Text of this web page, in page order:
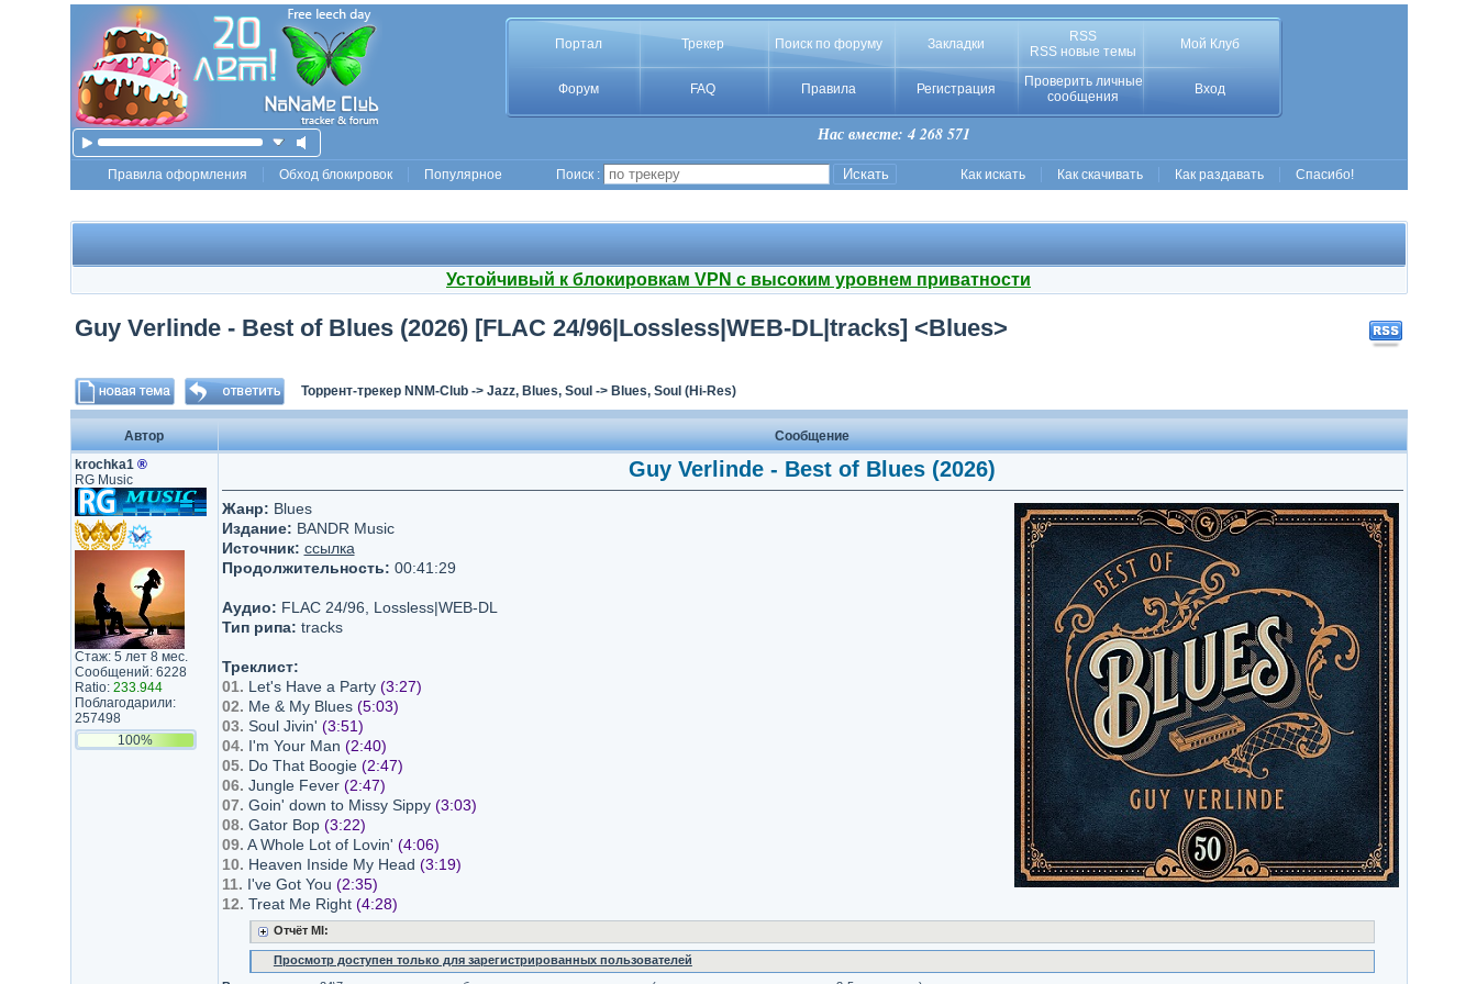
Портал Трекер Поиск по форуму Закладки
RSS
RSS новые темы
Мой Клуб
Форум FAQ Правила Регистрация
Проверить личные
сообщения
Вход
Нас вместе: 4 268 571
Правила оформления Обход блокировок Популярное Поиск : Как искать Как скачивать Как раздавать Спасибо!
Устойчивый к блокировкам VPN с высоким уровнем приватности
Guy Verlinde - Best of Blues (2026) [FLAC 24/96|Lossless|WEB-DL|tracks] <Blues>
Торрент-трекер NNM-Club-> Jazz, Blues, Soul -> Blues, Soul (Hi-Res)
Автор
Сообщение
krochka1 ®
RG Music
Стаж: 5 лет 8 мес.
Сообщений: 6228
Ratio: 233.944
Поблагодарили:
257498
100%
Guy Verlinde - Best of Blues (2026)
Жанр: Blues
Издание: BANDR Music
Источник: ссылка
Продолжительность: 00:41:29
Аудио: FLAC 24/96, Lossless|WEB-DL
Тип рипа: tracks
Треклист:
01. Let's Have a Party (3:27)
02. Me & My Blues (5:03)
03. Soul Jivin' (3:51)
04. I'm Your Man (2:40)
05. Do That Boogie (2:47)
06. Jungle Fever (2:47)
07. Goin' down to Missy Sippy (3:03)
08. Gator Bop (3:22)
09. A Whole Lot of Lovin' (4:06)
10. Heaven Inside My Head (3:19)
11. I've Got You (2:35)
12. Treat Me Right (4:28)
Отчёт MI:
Просмотр доступен только для зарегистрированных пользователей